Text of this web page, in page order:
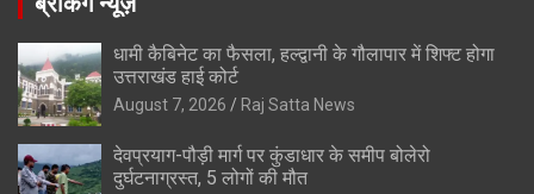
धामी कैबिनेट का फैसला, हल्द्वानी के गौलापार में शिफ्ट होगा
उत्तराखंड हाई कोर्ट
August 7, 2026 Raj Satta News
देवप्रयाग-पौड़ी मार्ग पर कुंडाधार के समीप बोलेरो
दुर्घटनाग्रस्त, 5 लोगों की मौत